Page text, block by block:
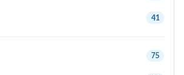
41
75